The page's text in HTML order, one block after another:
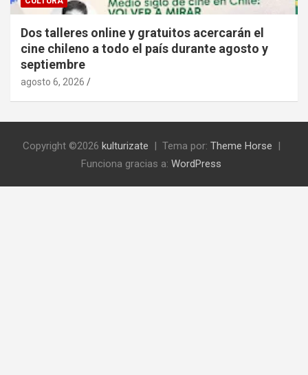
Dos talleres online y gratuitos acercarán el
cine chileno a todo el país durante agosto y
septiembre
agosto 6, 2026
Copyright ©2026 kulturizate Tema por: Theme Horse
Funciona gracias a: WordPress